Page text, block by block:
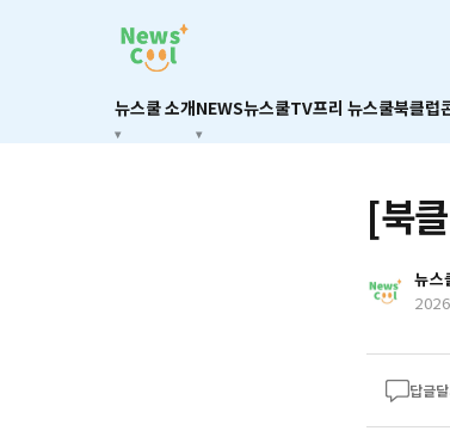
뉴스쿨 소개NEWS뉴스쿨TV프리 뉴스쿨북클럽
[북
뉴스
답글